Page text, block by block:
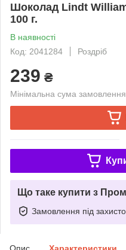
Шоколад Lindt
100 г.
В наявності
Код: 2041284
Роздріб
239 ₴
Мінімальна сума
Що таке купити з
Замовлення під
Опис Характеристики